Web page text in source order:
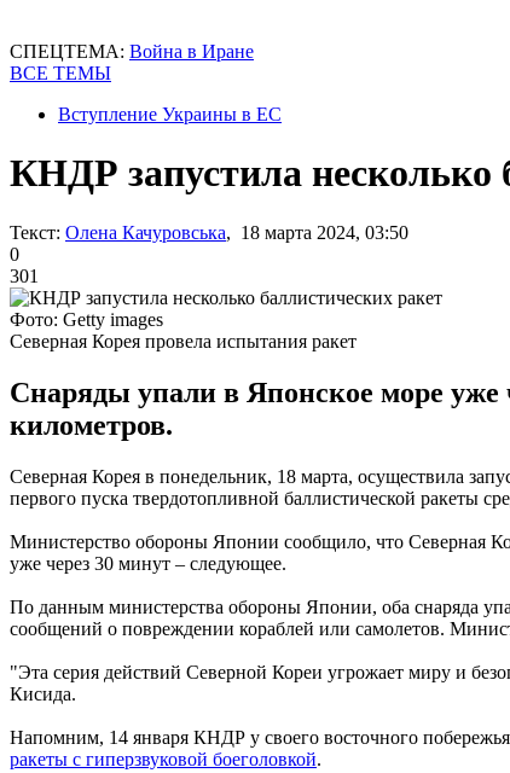
СПЕЦТЕМА: Война в Иране
ВСЕ ТЕМЫ
Вступление Украины в ЕС
КНДР запустила несколько
Текст: Олена Качуровська, 18 марта 2024, 03:50
0
301
Фото: Getty images
Северная Корея провела испытания ракет
Снаряды упали в Японское море уже
километров.
Северная Корея в понедельник, 18 марта, осуществила
первого пуска твердотопливной баллистической ракеты
Министерство обороны Японии сообщило, что Северная
уже через 30 минут – следующее.
По данным министерства обороны Японии, оба снаряда
сообщений о повреждении кораблей или самолетов.
"Эта серия действий Северной Кореи угрожает миру и
Кисида.
Напомним, 14 января КНДР у своего восточного
ракеты с гиперзвуковой боеголовкой.